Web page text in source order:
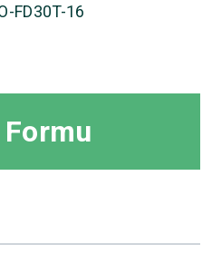
FD30T-16